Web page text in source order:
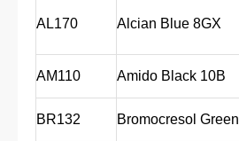
AL170 Alcian Blue 8GX
AM110 Amido Black 10B
BR132 Bromocresol Green